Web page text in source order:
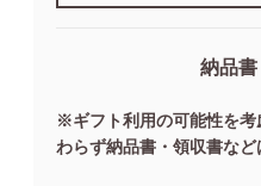
納品
※ギフト利用の可能性を
わらず納品書・領収書など